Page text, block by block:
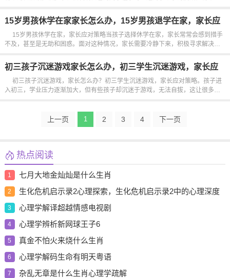
感到无所适从。面对这种情况，家长该如何应对呢？...
15岁男孩休学在家家长怎么办，15岁男孩退学在家，家长应
对策略
15岁男孩休学在家，家长应对策略当孩子选择休学在家，家长常常会感到措手
不及，甚至是无助和困惑。面对这种情况，家长需要冷静下来，积极寻求解决方
在孩子休学期间给予支持和指导。首先要了解孩子为什么选择休学，可能是学...
初三孩子沉迷游戏家长怎么办，初三学生沉迷游戏，家长应
对策略
初三孩子沉迷游戏，家长怎么办？初三学生沉迷游戏，家长应对策略。孩子进
入初三，学业压力逐渐加大，但有些孩子却沉迷于游戏，无法自拔，这让很多家
上一页 1 2 3 4 下一页
热点阅读
1 七月大地金灿灿是什么生肖
2
生化危机启示录2心理探索，生化危机启示录2中的心理深度
剖析与人物探讨
3 心理学解译超越情感电视剧
4 心理学辨析新网球王子6
5 真金不怕火来烧什么生肖
6 心理学解码生命有明天粤语
7 杂乱无章是什么生肖心理学疏解